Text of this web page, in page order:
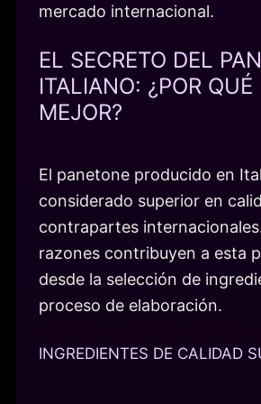
mercado internacional.
EL SECRETO DEL
ITALIANO: ¿POR QUÉ
MEJOR?
El panetone producido en
considerado superior en
contrapartes
razones contribuyen a esta
desde la selección de
proceso de elaboración.
INGREDIENTES DE CALIDAD